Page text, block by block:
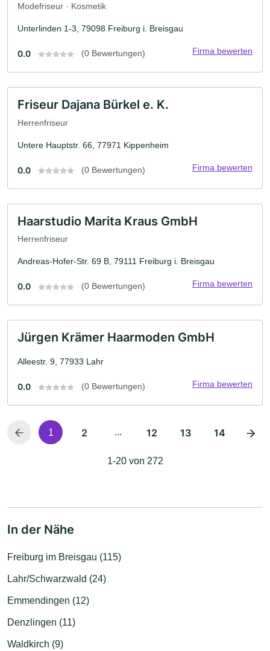
Modefriseur · Kosmetik
Unterlinden 1-3, 79098 Freiburg i. Breisgau
0.0 (0 Bewertungen) Firma bewerten
Friseur Dajana Bürkel e. K.
Herrenfriseur
Untere Hauptstr. 66, 77971 Kippenheim
0.0 (0 Bewertungen) Firma bewerten
Haarstudio Marita Kraus GmbH
Herrenfriseur
Andreas-Hofer-Str. 69 B, 79111 Freiburg i. Breisgau
0.0 (0 Bewertungen) Firma bewerten
Jürgen Krämer Haarmoden GmbH
Alleestr. 9, 77933 Lahr
0.0 (0 Bewertungen) Firma bewerten
1 2 ... 12 13 14
1-20 von 272
In der Nähe
Freiburg im Breisgau (115)
Lahr/Schwarzwald (24)
Emmendingen (12)
Denzlingen (11)
Waldkirch (9)